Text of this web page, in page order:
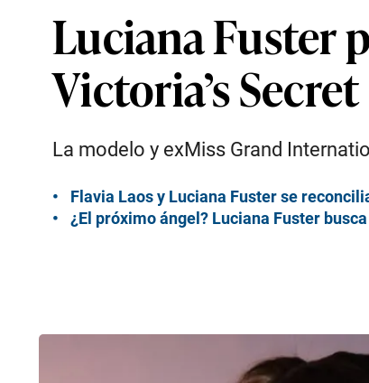
Luciana Fuster
Victoria’s Secret
La modelo y exMiss Grand
Flavia Laos y Luciana Fuster se
¿El próximo ángel? Luciana Fuster